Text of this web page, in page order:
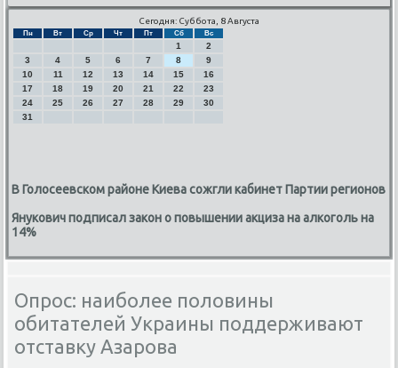
Сегодня: Суббота, 8 Августа
Пн Вт Ср Чт Пт Сб Вс
1
2
3
4 5 6 7 8
9
10
11 12 13 14 15
16
17
18 19 20 21 22
23
24
25 26 27 28 29
30
31
В Голосеевском районе Киева сожгли кабинет Партии регионов
Янукович подписал закон о повышении акциза на алкоголь на
14%
Опрос: наиболее половины
обитателей Украины поддерживают
отставку Азарова